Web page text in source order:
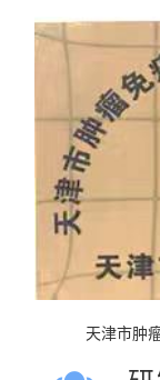
天津市肿